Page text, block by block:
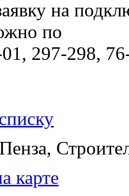
на
по
297-298,
карте